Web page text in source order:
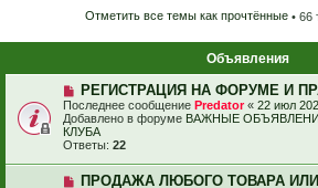
Отметить все темы как прочтённые• 66
Объявления
РЕГИСТРАЦИЯ НА ФОРУМЕ И
Последнее сообщение Predator« 22 июл
Добавлено в форуме ВАЖНЫЕ
КЛУБА
Ответы: 22
ПРОДАЖА ЛЮБОГО ТОВАРА